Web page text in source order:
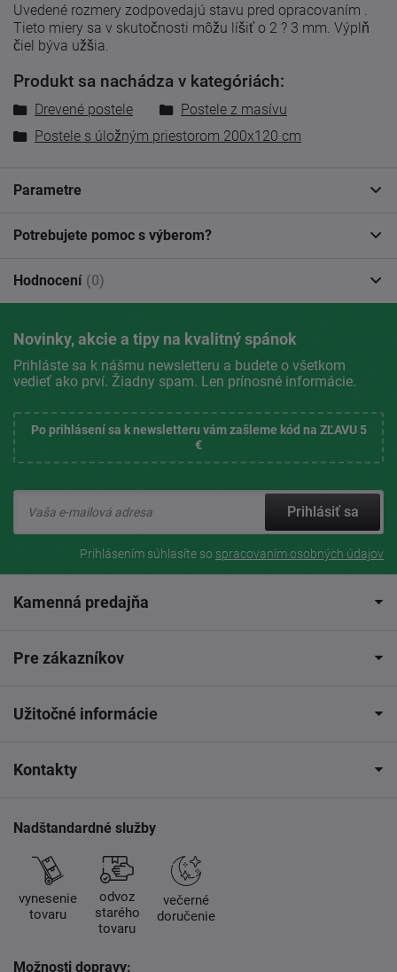
Uvedené rozmery zodpovedajú stavu pred opracovaním .
Tieto miery sa v skutočnosti môžu líšiť o 2 ? 3 mm. Výplň
čiel býva užšia.
Produkt sa nachádza v kategóriách:
Drevené postele
Postele z masívu
Postele s úložným priestorom 200x120 cm
Parametre
Potrebujete pomoc s výberom?
Hodnocení (0)
Novinky, akcie a tipy na kvalitný spánok
Prihláste sa k nášmu newsletteru a budete o všetkom
vedieť ako prví. Žiadny spam. Len prínosné informácie.
Po prihlásení sa k newsletteru vám zašleme kód na ZĽAVU 5
€
Prihlásiť sa
Prihlásením súhlasíte so spracovaním osobných údajov
Kamenná predajňa
Pre zákazníkov
Užitočné informácie
Kontakty
Nadštandardné služby
vynesenie
tovaru
odvoz
starého
tovaru
večerné
doručenie
Možnosti dopravy: